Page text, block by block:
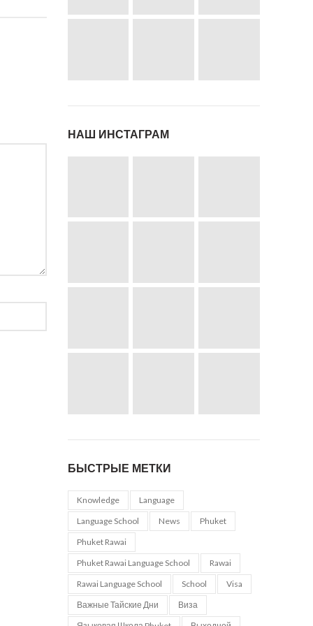
НАШ ИНСТАГРАМ
БЫСТРЫЕ МЕТКИ
Knowledge
Language
Language School
News
Phuket
Phuket Rawai
Phuket Rawai Language School
Rawai
Rawai Language School
School
Visa
Важные Тайские Дни
Виза